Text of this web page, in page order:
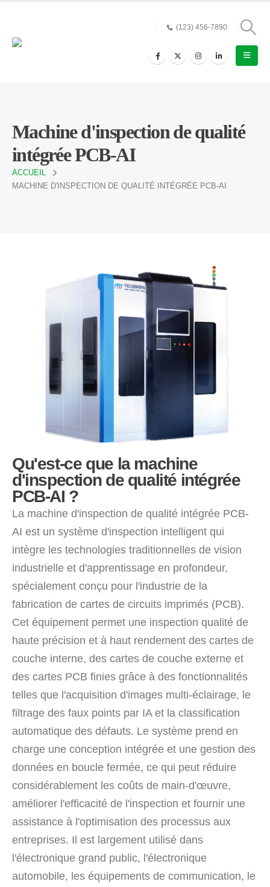
(123) 456-7890
Machine d'inspection de qualité
intégrée PCB-AI
ACCUEIL
MACHINE D'INSPECTION DE QUALITÉ INTÉGRÉE PCB-AI
Qu'est-ce que la machine
d'inspection de qualité intégrée
PCB-AI ?
La machine d'inspection de qualité intégrée PCB-
AI est un système d'inspection intelligent qui
intègre les technologies traditionnelles de vision
industrielle et d'apprentissage en profondeur,
spécialement conçu pour l'industrie de la
fabrication de cartes de circuits imprimés (PCB).
Cet équipement permet une inspection qualité de
haute précision et à haut rendement des cartes de
couche interne, des cartes de couche externe et
des cartes PCB finies grâce à des fonctionnalités
telles que l'acquisition d'images multi-éclairage, le
filtrage des faux points par IA et la classification
automatique des défauts. Le système prend en
charge une conception intégrée et une gestion des
données en boucle fermée, ce qui peut réduire
considérablement les coûts de main-d'œuvre,
améliorer l'efficacité de l'inspection et fournir une
assistance à l'optimisation des processus aux
entreprises. Il est largement utilisé dans
l'électronique grand public, l'électronique
automobile, les équipements de communication, le